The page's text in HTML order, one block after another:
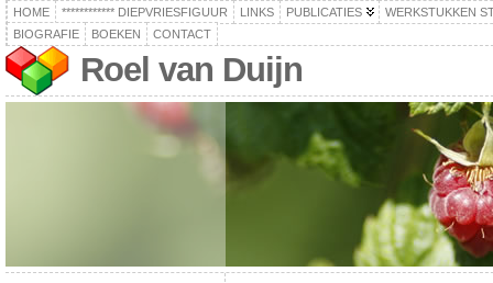
HOME ************ DIEPVRIESFIGUUR LINKS PUBLICATIES
WERKSTUKKEN
BIOGRAFIE
BOEKEN CONTACT
Roel van Duijn